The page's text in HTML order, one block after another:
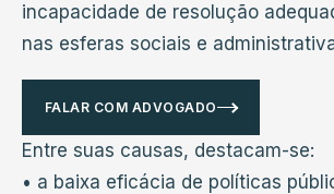
incapacidade de resolução
nas esferas sociais e
FALAR COM ADVOGADO
Entre suas causas, destacam-se:
• a baixa eficácia de políticas